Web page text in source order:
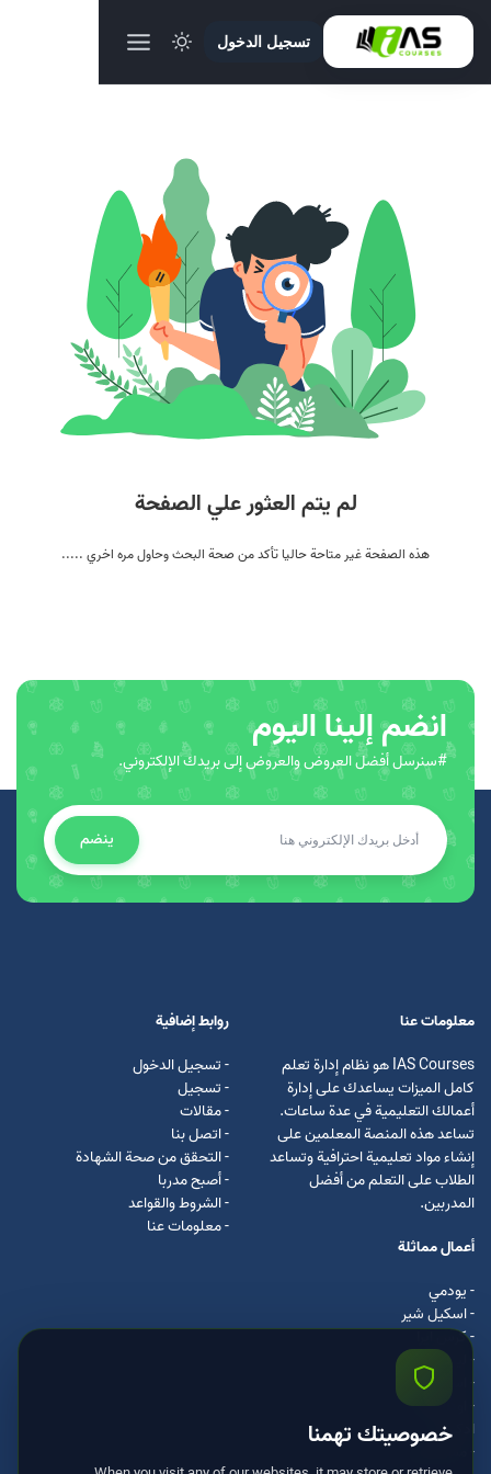
تسجيل الدخول
لم يتم العثور علي الصفحة
هذه الصفحة غير متاحة حاليا تأكد من صحة البحث وحاول مره اخري .....
انضم إلينا اليوم
#سنرسل أفضل العروض والعروض إلى بريدك الإلكتروني.
ينضم
معلومات عنا
IAS Courses هو نظام إدارة تعلم
كامل الميزات يساعدك على إدارة
أعمالك التعليمية في عدة ساعات.
تساعد هذه المنصة المعلمين على
إنشاء مواد تعليمية احترافية وتساعد
الطلاب على التعلم من أفضل
المدربين.
روابط إضافية
- تسجيل الدخول
- تسجيل
- مقالات
- اتصل بنا
- التحقق من صحة الشهادة
- أصبح مدربا
- الشروط والقواعد
- معلومات عنا
أعمال مماثلة
- يودمي
- اسکیل شیر
- كرس ايرا
- لیندا
- اسكيل سفت
- اوداسيتي
ادكس
- مستر كلس
خصوصيتك تهمنا